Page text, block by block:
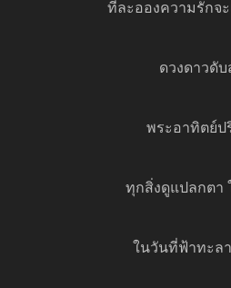
ที่ละอองความรักจ
ดวงดาวดั
พระอาทิตย์ป
ทุกสิ่งดูแปลกตา
ในวันที่ฟ้าทะล